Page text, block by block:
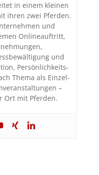
in einem kleinen
ihren zwei Pferden.
und
Onlineauftritt,
und
Persönlichkeits-
Thema als Einzel-
–
Ort mit Pferden.